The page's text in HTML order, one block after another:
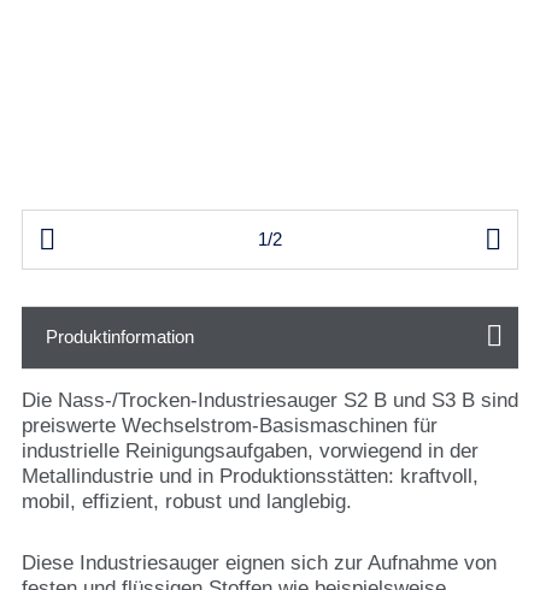
 1/2 
Produktinformation
Die Nass-/Trocken-Industriesauger S2 B und S3 B sind
preiswerte Wechselstrom-Basismaschinen für
industrielle Reinigungsaufgaben, vorwiegend in der
Metallindustrie und in Produktionsstätten: kraftvoll,
mobil, effizient, robust und langlebig.
Diese Industriesauger eignen sich zur Aufnahme von